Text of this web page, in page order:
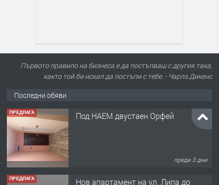
Първото правило на бизнеса е да постъпваш с другия така,
както той би искал да постъпи с тебе. - Чарлз Дикенс
Последни обяви
ПРЕДЛАГА Под НАЕМ двустаен Орфей
преди 3 дни
ПРЕДЛАГА
Нов апартамент на ул. Липа до